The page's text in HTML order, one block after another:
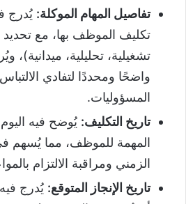
تفاصيل المهام الموكلة: يُدرج
تكليف الموظف بها، مع تحديد
تشغيلية، تحليلية،
واضحًا ومحددًا لتفادي
المسؤوليات.
تاريخ التكليف: يُوضح فيه
المهمة للموظف، مما يُسهم
الزمني ومراقبة الالتزام
تاريخ الإنجاز المتوقع: يُدرج